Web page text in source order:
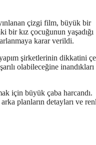
çizgi film, büyük bir
bir kız çocuğunun yaşadığı
karar verildi.
şirketlerinin dikkatini
olabileceğine
için büyük çaba harcandı.
planların detayları ve